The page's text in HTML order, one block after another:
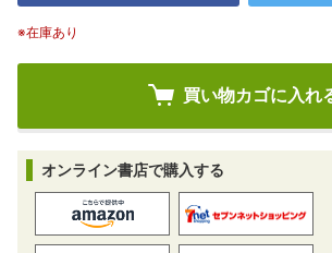
※在庫あり
オンライン書店で購入する